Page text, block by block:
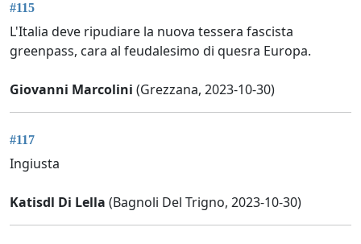
#115
L'Italia deve ripudiare la nuova tessera fascista
greenpass, cara al feudalesimo di quesra Europa.
Giovanni Marcolini (Grezzana, 2023-10-30)
#117
Ingiusta
Katisdl Di Lella (Bagnoli Del Trigno, 2023-10-30)